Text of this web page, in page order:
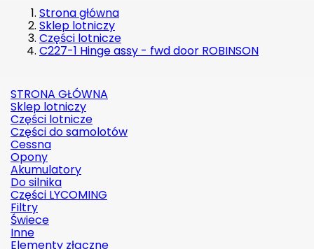
Strona główna
Sklep lotniczy
Części lotnicze
C227-1 Hinge assy - fwd door ROBINSON
STRONA GŁÓWNA
Sklep lotniczy
Części lotnicze
Części do samolotów
Cessna
Opony
Akumulatory
Do silnika
Części LYCOMING
Filtry
Świece
Inne
Elementy złączne